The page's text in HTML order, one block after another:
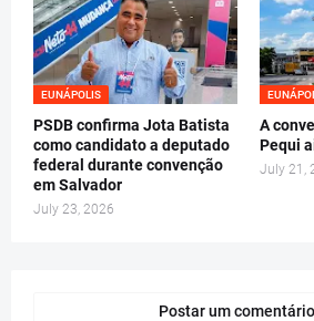
EUNÁPOLIS
PSDB confirma Jota Batista
como candidato a deputado
federal durante convenção
em Salvador
July 23, 2026
A
Pequi
July 21,
Postar um